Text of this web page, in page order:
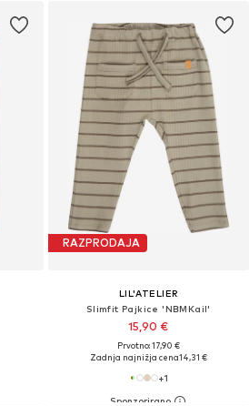
RAZPRODAJA
LIL'ATELIER
Slimfit Pajkice 'NBMKail'
15,90 €
Prvotno: 17,90 €
Zadnja najnižja cena14,31 €
+1